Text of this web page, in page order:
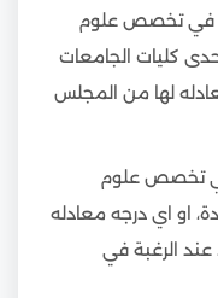
في تخصص علوم
كليات الجامعات
لها من المجلس
تخصص علوم
او اي درجه معادله
عند الرغبة في